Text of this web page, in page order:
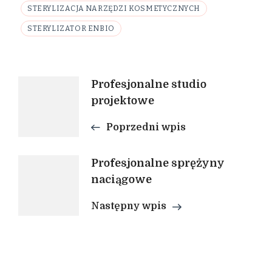
STERYLIZACJA NARZĘDZI KOSMETYCZNYCH
STERYLIZATOR ENBIO
NawigacjaProfesjonalne studio
projektowe
Poprzedni wpis
Profesjonalne sprężyny
naciągowe
Następny wpis